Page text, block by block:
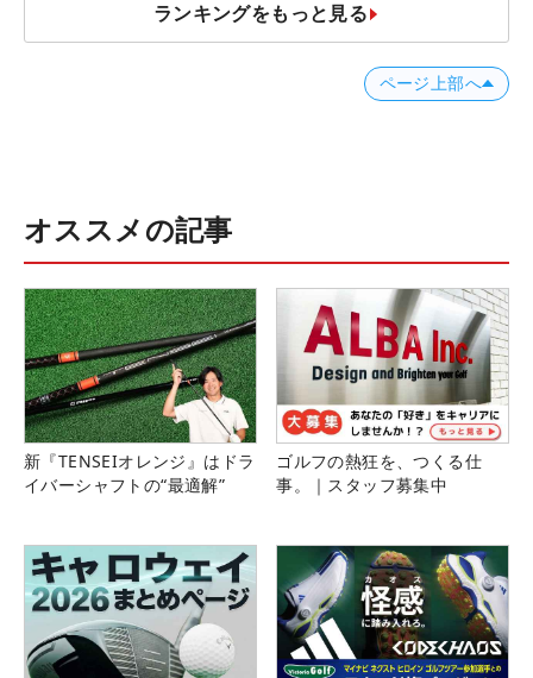
ランキングをもっと見る
ページ上部へ
オススメの記事
新『TENSEIオレンジ』はドラ
イバーシャフトの“最適解”
ゴルフの熱狂を、つくる仕
事。｜スタッフ募集中